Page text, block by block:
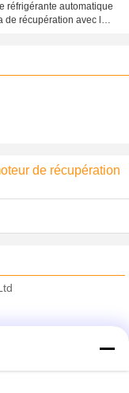
réfrigérante automatique
de récupération avec le
de récupération